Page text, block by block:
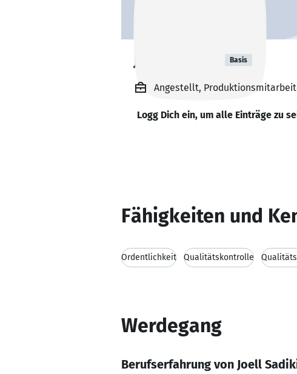
Joell Sadiki Basis
Angestellt,
Logg Dich ein, um alle Einträge zu
Fähigkeiten und
Ordentlichkeit Qualitätskontrolle
Werdegang
Berufserfahrung von Joell